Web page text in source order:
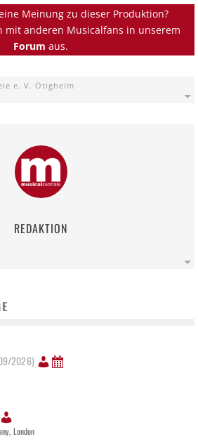
Meinung zu dieser Produktion?
mit anderen Musicalfans in unserem
Forum aus.
e. V. Ötigheim
REDAKTION
2026)
London